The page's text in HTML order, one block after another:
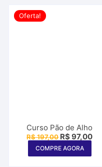
Oferta!
Curso Pão de Alho
R$197,00 O
preço
original
era:
R$97,00O
COMPRE AGORA